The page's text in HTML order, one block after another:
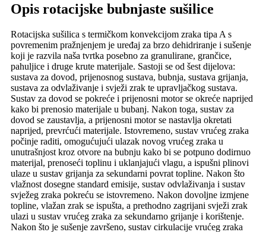
Opis rotacijske bubnjaste sušilice
Rotacijska sušilica s termičkom konvekcijom zraka tipa A s
povremenim pražnjenjem je uređaj za brzo dehidriranje i sušenje
koji je razvila naša tvrtka posebno za granulirane, grančice,
pahuljice i druge krute materijale. Sastoji se od šest dijelova:
sustava za dovod, prijenosnog sustava, bubnja, sustava grijanja,
sustava za odvlaživanje i svježi zrak te upravljačkog sustava.
Sustav za dovod se pokreće i prijenosni motor se okreće naprijed
kako bi prenosio materijale u bubanj. Nakon toga, sustav za
dovod se zaustavlja, a prijenosni motor se nastavlja okretati
naprijed, prevrćući materijale. Istovremeno, sustav vrućeg zraka
počinje raditi, omogućujući ulazak novog vrućeg zraka u
unutrašnjost kroz otvore na bubnju kako bi se potpuno dodirnuo
materijal, prenoseći toplinu i uklanjajući vlagu, a ispušni plinovi
ulaze u sustav grijanja za sekundarni povrat topline. Nakon što
vlažnost dosegne standard emisije, sustav odvlaživanja i sustav
svježeg zraka pokreću se istovremeno. Nakon dovoljne izmjene
topline, vlažan zrak se ispušta, a prethodno zagrijani svježi zrak
ulazi u sustav vrućeg zraka za sekundarno grijanje i korištenje.
Nakon što je sušenje završeno, sustav cirkulacije vrućeg zraka